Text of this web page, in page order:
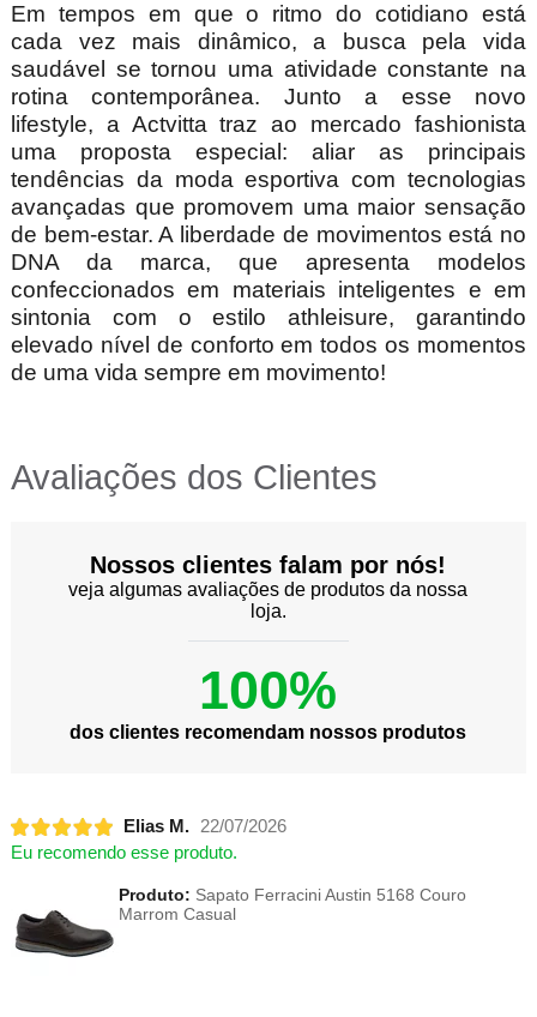
Em tempos em que o ritmo do cotidiano está
cada vez mais dinâmico, a busca pela vida
saudável se tornou uma atividade constante na
rotina contemporânea. Junto a esse novo
lifestyle, a Actvitta traz ao mercado fashionista
uma proposta especial: aliar as principais
tendências da moda esportiva com tecnologias
avançadas que promovem uma maior sensação
de bem-estar. A liberdade de movimentos está no
DNA da marca, que apresenta modelos
confeccionados em materiais inteligentes e em
sintonia com o estilo athleisure, garantindo
elevado nível de conforto em todos os momentos
de uma vida sempre em movimento!
Avaliações dos Clientes
Nossos clientes falam por nós!
veja algumas avaliações de produtos da nossa
loja.
100%
dos clientes recomendam nossos produtos
Elias M. 22/07/2026
Eu recomendo esse produto.
Produto: Sapato Ferracini Austin 5168 Couro
Marrom Casual